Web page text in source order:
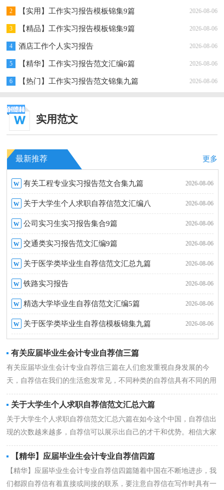
2 【实用】工作实习报告模板锦集9篇 2026-08-06
3 【精品】工作实习报告模板锦集9篇 2026-08-06
4 酒店工作个人实习报告 2026-08-06
5 【精华】工作实习报告范文汇编6篇 2026-08-06
6 【热门】工作实习报告范文锦集九篇 2026-08-06
实用范文
最新推荐 更多
w 有关工程专业实习报告范文合集九篇 2026-08-06
w 关于大学生个人求职自荐信范文汇编八
篇
2026-08-06
w 公司实习生实习报告集合9篇 2026-08-06
w 交通类实习报告范文汇编9篇 2026-08-06
w 关于医学类毕业生自荐信范文汇总九篇 2026-08-06
w 铁路实习报告 2026-08-06
w 精选大学毕业生自荐信范文汇编5篇 2026-08-06
w 关于医学类毕业生自荐信模板锦集九篇 2026-08-06
有关应届毕业生会计专业自荐信三篇
有关应届毕业生会计专业自荐信三篇在人们愈发重视自身发展的今
天，自荐信在我们的生活愈发常见，不同种类的自荐信具有不同的用
途。相信大...
详情
关于大学生个人求职自荐信范文汇总六篇
关于大学生个人求职自荐信范文汇总六篇在如今这个中国，自荐信出
现的次数越来越多，自荐信可以展示出自己的才干和优势。相信大家
又在为写...
详情
【精华】应届毕业生会计专业自荐信四篇
【精华】应届毕业生会计专业自荐信四篇随着中国在不断地进步，我
们都跟自荐信有着直接或间接的联系，要注意自荐信在写作时具有一